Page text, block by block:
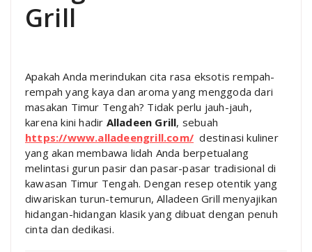
Grill
Apakah Anda merindukan cita rasa eksotis rempah-
rempah yang kaya dan aroma yang menggoda dari
masakan Timur Tengah? Tidak perlu jauh-jauh,
karena kini hadir Alladeen Grill, sebuah
https://www.alladeengrill.com/ destinasi kuliner
yang akan membawa lidah Anda berpetualang
melintasi gurun pasir dan pasar-pasar tradisional di
kawasan Timur Tengah. Dengan resep otentik yang
diwariskan turun-temurun, Alladeen Grill menyajikan
hidangan-hidangan klasik yang dibuat dengan penuh
cinta dan dedikasi.